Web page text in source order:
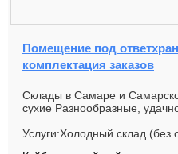
Помещение под
комплектация заказов
Склады в Самаре и
сухие Разнообразные,
Услуги:Холодный склад (без